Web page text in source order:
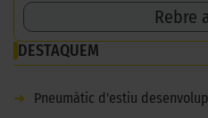
Rebre
DESTAQUEM
➜
Pneumàtic d'estiu